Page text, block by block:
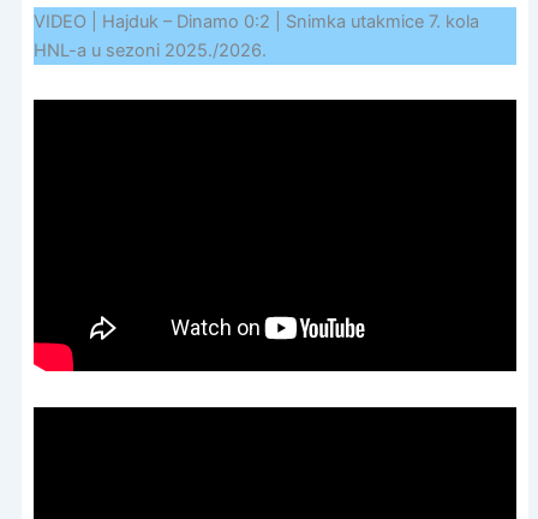
VIDEO | Hajduk – Dinamo 0:2 | Snimka utakmice 7. kola
HNL-a u sezoni 2025./2026.